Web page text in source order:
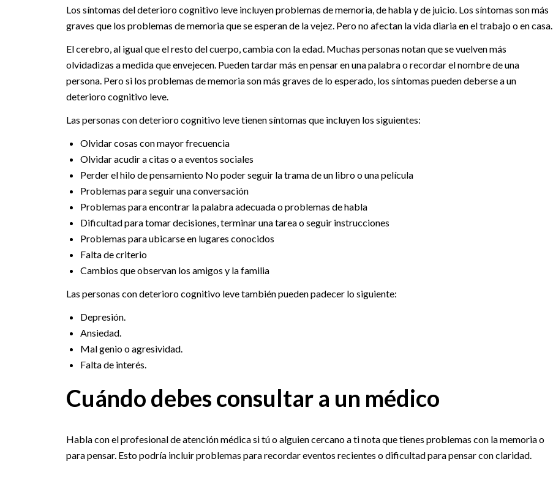
Los síntomas del deterioro cognitivo leve incluyen problemas de memoria, de habla y de juicio. Los síntomas son más
graves que los problemas de memoria que se esperan de la vejez. Pero no afectan la vida diaria en el trabajo o en casa.
El cerebro, al igual que el resto del cuerpo, cambia con la edad. Muchas personas notan que se vuelven más
olvidadizas a medida que envejecen. Pueden tardar más en pensar en una palabra o recordar el nombre de una
persona. Pero si los problemas de memoria son más graves de lo esperado, los síntomas pueden deberse a un
deterioro cognitivo leve.
Las personas con deterioro cognitivo leve tienen síntomas que incluyen los siguientes:
Olvidar cosas con mayor frecuencia
Olvidar acudir a citas o a eventos sociales
Perder el hilo de pensamiento No poder seguir la trama de un libro o una película
Problemas para seguir una conversación
Problemas para encontrar la palabra adecuada o problemas de habla
Dificultad para tomar decisiones, terminar una tarea o seguir instrucciones
Problemas para ubicarse en lugares conocidos
Falta de criterio
Cambios que observan los amigos y la familia
Las personas con deterioro cognitivo leve también pueden padecer lo siguiente:
Depresión.
Ansiedad.
Mal genio o agresividad.
Falta de interés.
Cuándo debes consultar a un médico
Habla con el profesional de atención médica si tú o alguien cercano a ti nota que tienes problemas con la memoria o
para pensar. Esto podría incluir problemas para recordar eventos recientes o dificultad para pensar con claridad.